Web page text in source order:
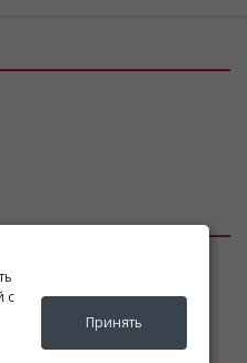
с
Принять